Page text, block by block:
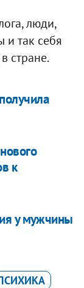
люди,
и так себя
стране.
к
у мужчины